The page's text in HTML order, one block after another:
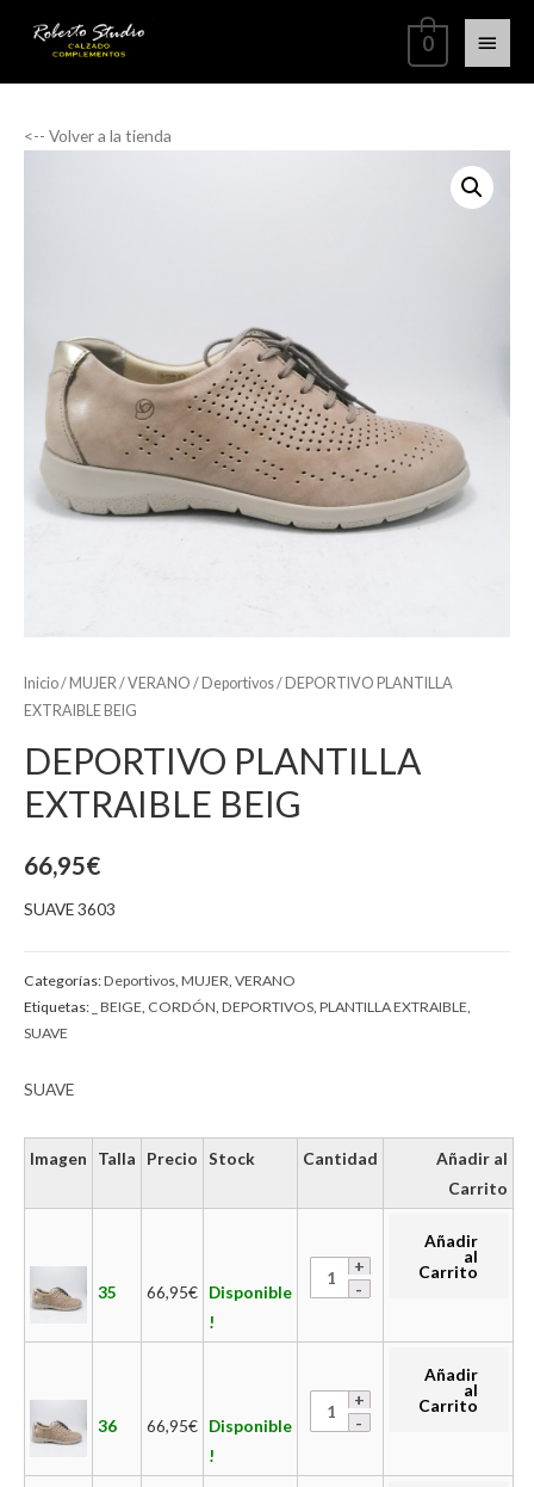
0
<-- Volver a la tienda
Inicio/ MUJER /VERANO / Deportivos/ DEPORTIVO PLANTILLA
EXTRAIBLE BEIG
DEPORTIVO PLANTILLA
EXTRAIBLE BEIG
66,95€
SUAVE 3603
Categorías:Deportivos MUJER VERANO
Etiquetas: _ BEIGE CORDÓN DEPORTIVOS PLANTILLA EXTRAIBLE
SUAVE
SUAVE
Imagen Talla Precio Stock Cantidad
Añadir al
Carrito
35 66,95€ Disponible
!
Añadir
al
Carrito
36 66,95€ Disponible
!
Añadir
al
Carrito